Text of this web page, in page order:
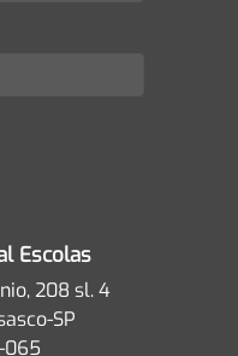
Escolas
208 sl. 4
SP
065